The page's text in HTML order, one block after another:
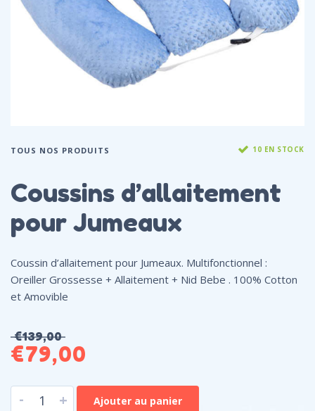
TOUS NOS PRODUITS 10 EN STOCK
Coussins d’allaitement
pour Jumeaux
Coussin d’allaitement pour Jumeaux. Multifonctionnel :
Oreiller Grossesse + Allaitement + Nid Bebe . 100% Cotton
et Amovible
€139,00
€79,00
- + Ajouter au panier